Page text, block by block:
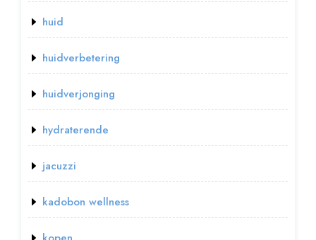
huid
huidverbetering
huidverjonging
hydraterende
jacuzzi
kadobon wellness